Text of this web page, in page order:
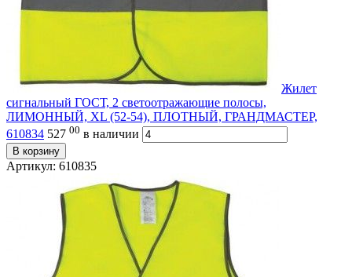
Жилет
сигнальный ГОСТ, 2 светоотражающие полосы,
ЛИМОННЫЙ, XL (52-54), ПЛОТНЫЙ, ГРАНДМАСТЕР,
610834 527 00 в наличии
В корзину
Артикул: 610835